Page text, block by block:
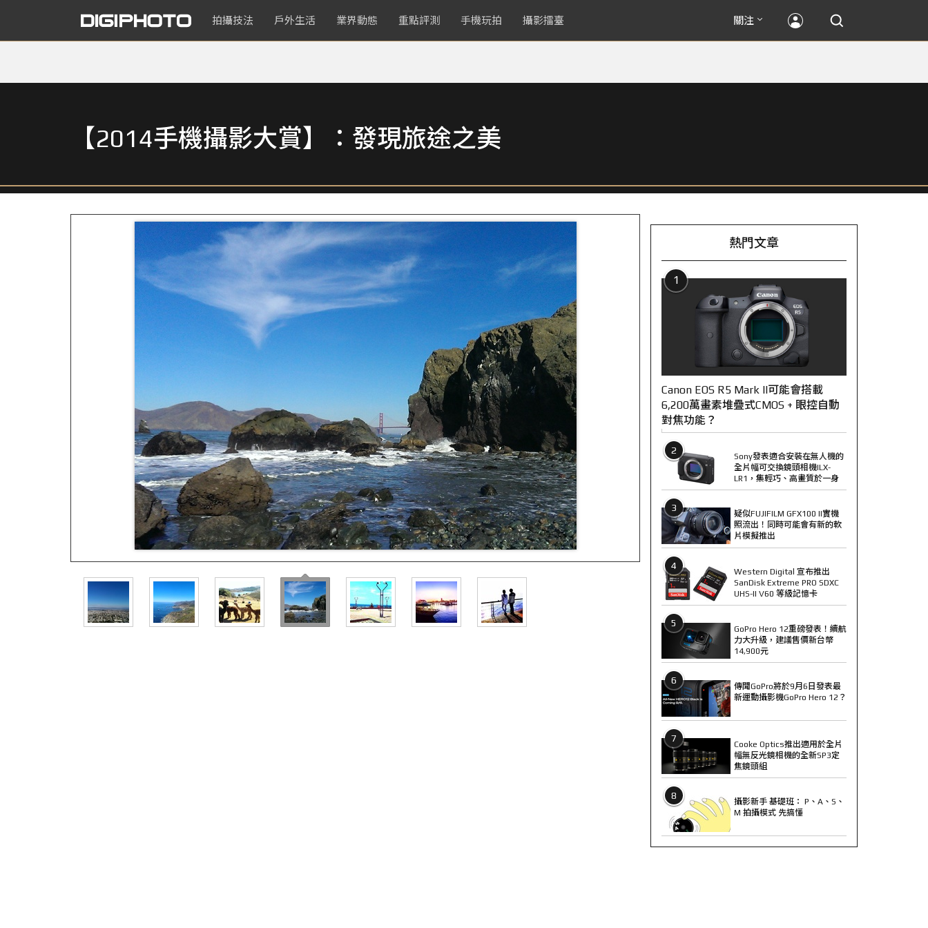
拍攝技法 戶外生活 業界動態 重點評測 手機玩拍 攝影擂臺 關注
【2014手機攝影大賞】：發現旅途之美
熱門文章
1
Canon EOS R5 Mark II可能會搭載
6,200萬畫素堆疊式CMOS + 眼控自動
對焦功能？
2
Sony發表適合安裝在無人機的
全片幅可交換鏡頭相機ILX-
LR1，集輕巧、高畫質於一身
3
疑似FUJIFILM GFX100 II實機
照流出！同時可能會有新的軟
片模擬推出
4
Western Digital 宣布推出
SanDisk Extreme PRO SDXC
UHS-II V60 等級記憶卡
5
GoPro Hero 12重磅發表！續航
力大升級，建議售價新台幣
14,900元
6
傳聞GoPro將於9月6日發表最
新運動攝影機GoPro Hero 12？
7
Cooke Optics推出適用於全片
幅無反光鏡相機的全新SP3定
焦鏡頭組
8
攝影新手 基礎班： P、A、S、
M 拍攝模式 先搞懂